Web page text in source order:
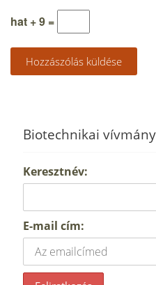
hat + 9 =
Biotechnikai
Keresztnév:
E-mail cím: